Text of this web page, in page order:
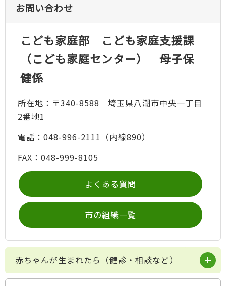
お問い合わせ
こども家庭部 こども家庭支援課
（こども家庭センター） 母子保
健係
所在地：〒340-8588 埼玉県八潮市中央一丁目
2番地1
電話：048-996-2111（内線890）
FAX：048-999-8105
よくある質問
市の組織一覧
赤ちゃんが生まれたら（健診・相談など）